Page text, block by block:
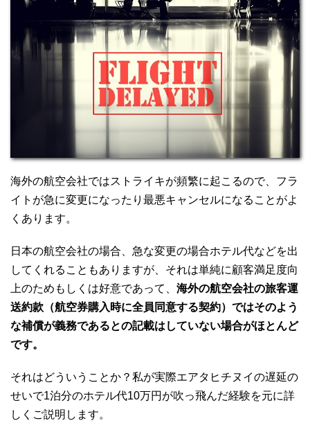
海外の航空会社ではストライキが頻繁に起こるので、フラ
イトが急に変更になったり最悪キャンセルになることがよ
くあります。
日本の航空会社の場合、急な変更の場合ホテル代などを出
してくれることもありますが、それは単純に顧客満足度向
上のためもしくは好意であって、 海外の航空会社の旅客運
送約款（航空券購入時に全員同意する契約）ではそのよう
な補償が義務であるとの記載はしていない場合がほとんど
です。
それはどういうことか？私が実際エアタヒチヌイの遅延の
せいで1泊分のホテル代10万円が吹っ飛んだ経験を元に詳
しくご説明します。